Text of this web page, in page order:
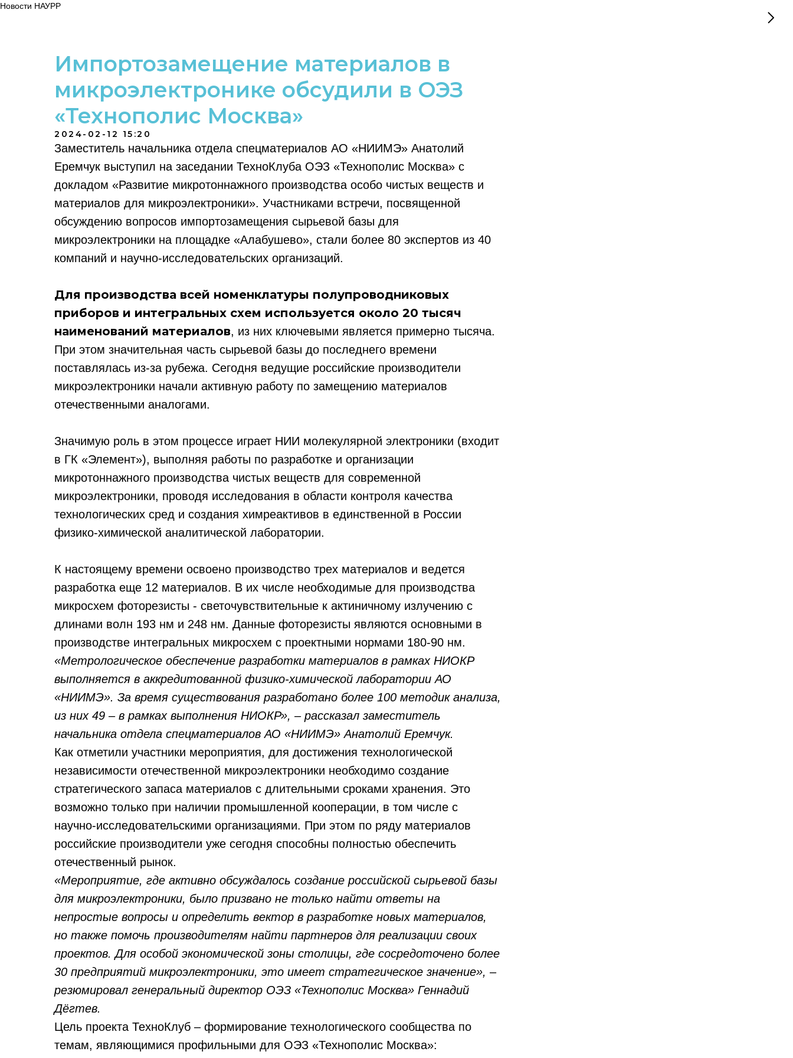
Новости НАУРР
Импортозамещение материалов в
микроэлектронике обсудили в ОЭЗ
«Технополис Москва»
2024-02-12 15:20
Заместитель начальника отдела спецматериалов АО «НИИМЭ» Анатолий
Еремчук выступил на заседании ТехноКлуба ОЭЗ «Технополис Москва» с
докладом «Развитие микротоннажного производства особо чистых веществ и
материалов для микроэлектроники». Участниками встречи, посвященной
обсуждению вопросов импортозамещения сырьевой базы для
микроэлектроники на площадке «Алабушево», стали более 80 экспертов из 40
компаний и научно-исследовательских организаций.
Для производства всей номенклатуры полупроводниковых
приборов и интегральных схем используется около 20 тысяч
наименований материалов, из них ключевыми является примерно тысяча.
При этом значительная часть сырьевой базы до последнего времени
поставлялась из-за рубежа. Сегодня ведущие российские производители
микроэлектроники начали активную работу по замещению материалов
отечественными аналогами.
Значимую роль в этом процессе играет НИИ молекулярной электроники (входит
в ГК «Элемент»), выполняя работы по разработке и организации
микротоннажного производства чистых веществ для современной
микроэлектроники, проводя исследования в области контроля качества
технологических сред и создания химреактивов в единственной в России
физико-химической аналитической лаборатории.
К настоящему времени освоено производство трех материалов и ведется
разработка еще 12 материалов. В их числе необходимые для производства
микросхем фоторезисты - светочувствительные к актиничному излучению с
длинами волн 193 нм и 248 нм. Данные фоторезисты являются основными в
производстве интегральных микросхем с проектными нормами 180-90 нм.
«Метрологическое обеспечение разработки материалов в рамках НИОКР
выполняется в аккредитованной физико-химической лаборатории АО
«НИИМЭ». За время существования разработано более 100 методик анализа,
из них 49 – в рамках выполнения НИОКР», – рассказал заместитель
начальника отдела спецматериалов АО «НИИМЭ» Анатолий Еремчук.
Как отметили участники мероприятия, для достижения технологической
независимости отечественной микроэлектроники необходимо создание
стратегического запаса материалов с длительными сроками хранения. Это
возможно только при наличии промышленной кооперации, в том числе с
научно-исследовательскими организациями. При этом по ряду материалов
российские производители уже сегодня способны полностью обеспечить
отечественный рынок.
«Мероприятие, где активно обсуждалось создание российской сырьевой базы
для микроэлектроники, было призвано не только найти ответы на
непростые вопросы и определить вектор в разработке новых материалов,
но также помочь производителям найти партнеров для реализации своих
проектов. Для особой экономической зоны столицы, где сосредоточено более
30 предприятий микроэлектроники, это имеет стратегическое значение», –
резюмировал генеральный директор ОЭЗ «Технополис Москва» Геннадий
Дёгтев.
Цель проекта ТехноКлуб – формирование технологического сообщества по
темам, являющимися профильными для ОЭЗ «Технополис Москва»: